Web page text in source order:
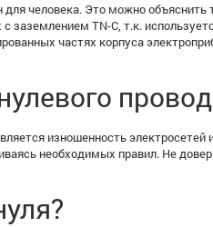
человека. Это можно
с заземлением TN-C, т.к.
частях корпуса
изношенность
необходимых правил. Не